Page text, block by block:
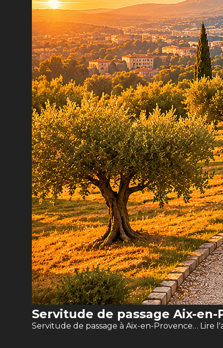
Servitude de passage Aix-
Servitude de passage à Aix-en-Provence… Lire